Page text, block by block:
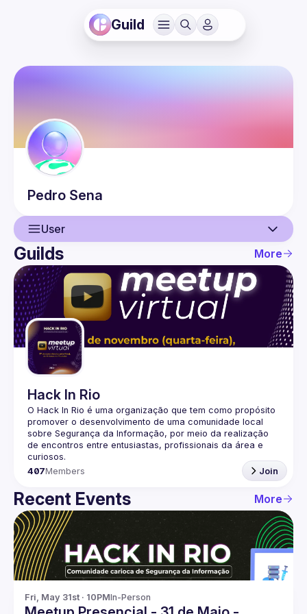
Guild
Pedro Sena
User
User
Events
Guilds
Guilds More
Hack In Rio
O Hack In Rio é uma organização que tem como propósito
promover o desenvolvimento de uma comunidade local
sobre Segurança da Informação, por meio da realização
de encontros entre entusiastas, profissionais da área e
407Members Join
Recent Events More
Fri, May 31st · 10PMIn-Person